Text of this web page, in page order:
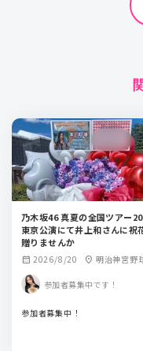
乃木坂46 真夏の全国ツアー
東京公演にて井上和さんに祝
贈りませんか
calendar_month 2026/8/20 location_on 明治神宮野
参加者募集中です！
参加者募集中！